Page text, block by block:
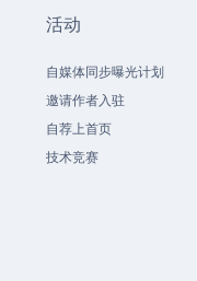
活动
自媒体同步曝光计划
邀请作者入驻
自荐上首页
技术竞赛